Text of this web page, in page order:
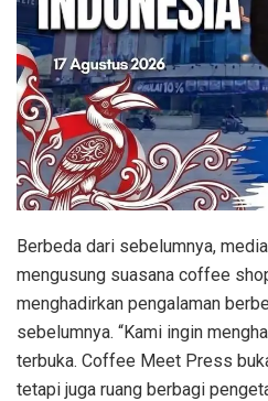
Berbeda dari sebelumnya,
mengusung suasana coffee
menghadirkan pengalaman
sebelumnya. “Kami ingin
terbuka. Coffee Meet Press
tetapi juga ruang berbagi